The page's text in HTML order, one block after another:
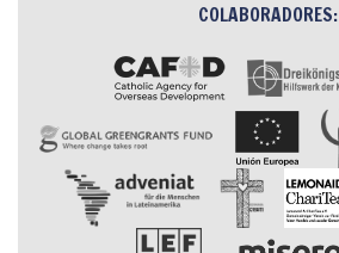
COLABORADORES: